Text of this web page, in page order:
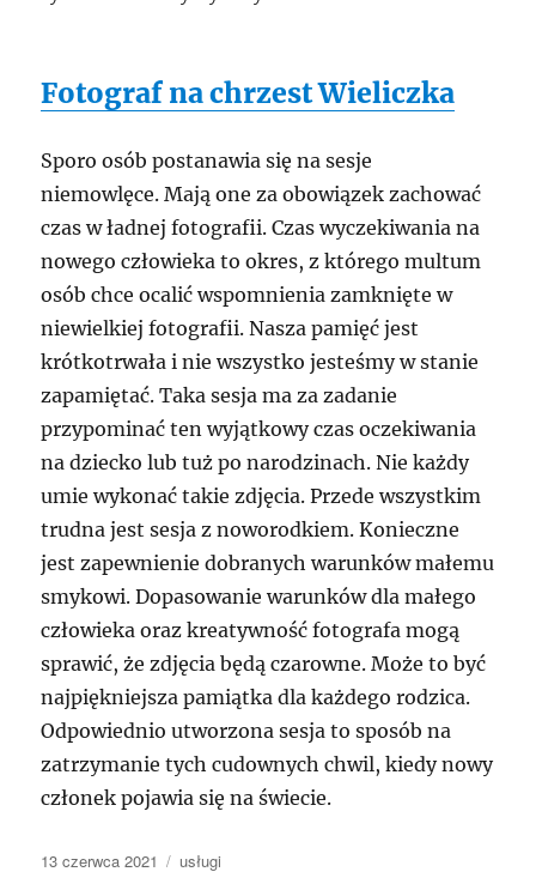
Fotograf na chrzest Wieliczka
Sporo osób postanawia się na sesje
niemowlęce. Mają one za obowiązek zachować
czas w ładnej fotografii. Czas wyczekiwania na
nowego człowieka to okres, z którego multum
osób chce ocalić wspomnienia zamknięte w
niewielkiej fotografii. Nasza pamięć jest
krótkotrwała i nie wszystko jesteśmy w stanie
zapamiętać. Taka sesja ma za zadanie
przypominać ten wyjątkowy czas oczekiwania
na dziecko lub tuż po narodzinach. Nie każdy
umie wykonać takie zdjęcia. Przede wszystkim
trudna jest sesja z noworodkiem. Konieczne
jest zapewnienie dobranych warunków małemu
smykowi. Dopasowanie warunków dla małego
człowieka oraz kreatywność fotografa mogą
sprawić, że zdjęcia będą czarowne. Może to być
najpiękniejsza pamiątka dla każdego rodzica.
Odpowiednio utworzona sesja to sposób na
zatrzymanie tych cudownych chwil, kiedy nowy
członek pojawia się na świecie.
Data
13 czerwca 2021 Kategorie
usługi